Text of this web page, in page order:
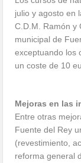
julio y agosto en
C.D.M. Ramón y
municipal de
exceptuando los
un coste de 10
Mejoras en las
Entre otras
Fuente del Rey
(revestimiento,
reforma general